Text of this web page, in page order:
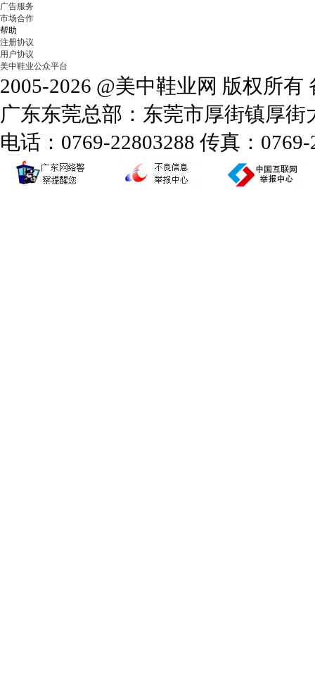
广告服务
市场合作
帮助
注册协议
用户协议
美中鞋业公众平台
2005-2026 @美中鞋业网 版权所有
广东东莞总部：东莞市厚街镇厚
电话：0769-22803288 传真：0769-